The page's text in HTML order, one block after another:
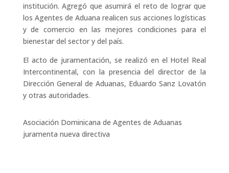
institución. Agregó que asumirá el reto de lograr que
los Agentes de Aduana realicen sus acciones logísticas
y de comercio en las mejores condiciones para el
bienestar del sector y del país.
El acto de juramentación, se realizó en el Hotel Real
Intercontinental, con la presencia del director de la
Dirección General de Aduanas, Eduardo Sanz Lovatón
y otras autoridades.
Asociación Dominicana de Agentes de Aduanas
juramenta nueva directiva